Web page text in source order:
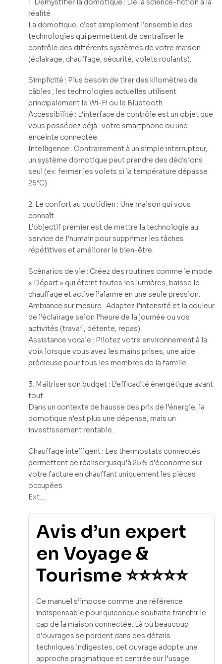
réalité
La domotique, c’est simplement l’ensemble des
technologies qui permettent de centraliser le
contrôle des différents systèmes de votre maison
(éclairage, chauffage, sécurité, volets roulants).
Simplicité : Plus besoin de tirer des kilomètres de
câbles ; les technologies actuelles utilisent
principalement le Wi-Fi ou le Bluetooth.
Accessibilité : L’interface de contrôle est un objet que
vous possédez déjà : votre smartphone ou une
enceinte connectée.
Intelligence : Contrairement à un simple interrupteur,
un système domotique peut prendre des décisions
seul (ex: fermer les volets si la température dépasse
25°C).
2. Le confort au quotidien : Une maison qui vous
connaît
L’objectif premier est de mettre la technologie au
service de l’humain pour supprimer les tâches
répétitives et améliorer le bien-être.
Scénarios de vie : Créez des routines comme le mode
« Départ » qui éteint toutes les lumières, baisse le
chauffage et active l’alarme en une seule pression.
Ambiance sur mesure : Adaptez l’intensité et la couleur
de l’éclairage selon l’heure de la journée ou vos
activités (travail, détente, repas).
Assistance vocale : Pilotez votre environnement à la
voix lorsque vous avez les mains prises, une aide
précieuse pour tous les membres de la famille.
3. Maîtriser son budget : L’efficacité énergétique avant
tout
Dans un contexte de hausse des prix de l’énergie, la
domotique n’est plus une dépense, mais un
investissement rentable.
Chauffage intelligent : Les thermostats connectés
permettent de réaliser jusqu’à 25% d’économie sur
votre facture en chauffant uniquement les pièces
occupées.
Ext…
Avis d’un expert
en Voyage &
Tourisme ⭐⭐⭐⭐⭐
Ce manuel s’impose comme une référence
indispensable pour quiconque souhaite franchir le
cap de la maison connectée. Là où beaucoup
d’ouvrages se perdent dans des détails
techniques indigestes, cet ouvrage adopte une
approche pragmatique et centrée sur l’usage